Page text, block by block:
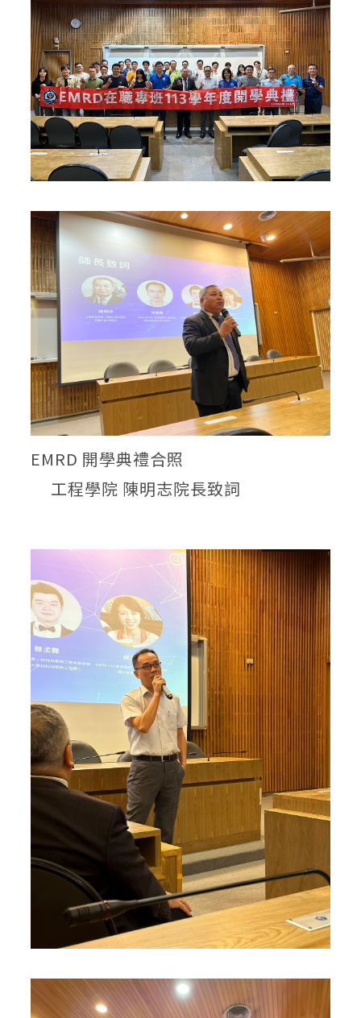
EMRD 開學典禮合照
工程學院 陳明志院長致詞